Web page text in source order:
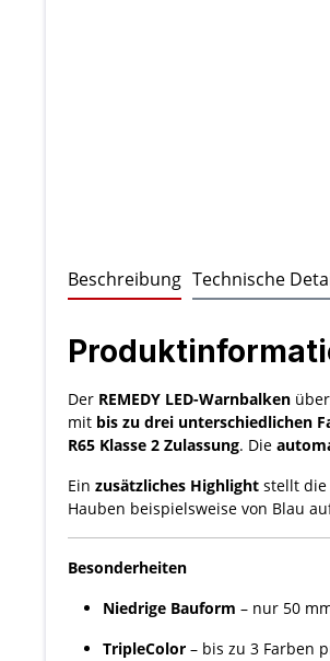
Beschreibung Technische
Der REMEDY LED-Warnbalken
mit bis zu drei unterschiedlichen
R65 Klasse 2 Zulassung. Die
Ein zusätzliches Highlight stellt die
Hauben beispielsweise von Blau
Besonderheiten
Niedrige Bauform – nur 50
TripleColor – bis zu 3 Farben